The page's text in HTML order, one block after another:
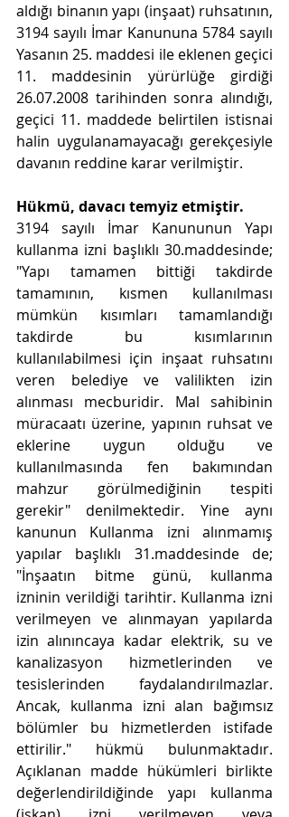
aldığı binanın yapı (inşaat) ruhsatının,
3194 sayılı İmar Kanununa 5784 sayılı
Yasanın 25. maddesi ile eklenen geçici
11. maddesinin yürürlüğe girdiği
26.07.2008 tarihinden sonra alındığı,
geçici 11. maddede belirtilen istisnai
halin uygulanamayacağı gerekçesiyle
davanın reddine karar verilmiştir.
Hükmü, davacı temyiz etmiştir.
3194 sayılı İmar Kanununun Yapı
kullanma izni başlıklı 30.maddesinde;
"Yapı tamamen bittiği takdirde
tamamının, kısmen kullanılması
mümkün kısımları tamamlandığı
takdirde bu kısımlarının
kullanılabilmesi için inşaat ruhsatını
veren belediye ve valilikten izin
alınması mecburidir. Mal sahibinin
müracaatı üzerine, yapının ruhsat ve
eklerine uygun olduğu ve
kullanılmasında fen bakımından
mahzur görülmediğinin tespiti
gerekir" denilmektedir. Yine aynı
kanunun Kullanma izni alınmamış
yapılar başlıklı 31.maddesinde de;
"İnşaatın bitme günü, kullanma
izninin verildiği tarihtir. Kullanma izni
verilmeyen ve alınmayan yapılarda
izin alınıncaya kadar elektrik, su ve
kanalizasyon hizmetlerinden ve
tesislerinden faydalandırılmazlar.
Ancak, kullanma izni alan bağımsız
bölümler bu hizmetlerden istifade
ettirilir." hükmü bulunmaktadır.
Açıklanan madde hükümleri birlikte
değerlendirildiğinde yapı kullanma